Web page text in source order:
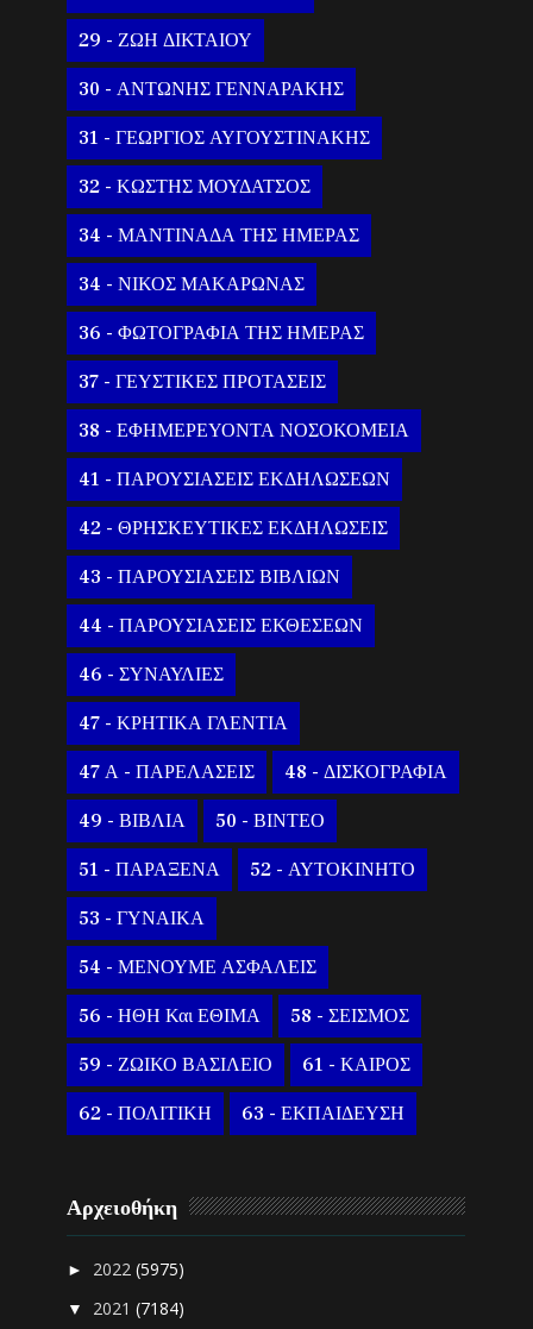
29 - ΖΩΗ ΔΙΚΤΑΙΟΥ
30 - ΑΝΤΩΝΗΣ ΓΕΝΝΑΡΑΚΗΣ
31 - ΓΕΩΡΓΙΟΣ ΑΥΓΟΥΣΤΙΝΑΚΗΣ
32 - ΚΩΣΤΗΣ ΜΟΥΔΑΤΣΟΣ
34 - ΜΑΝΤΙΝΑΔΑ ΤΗΣ ΗΜΕΡΑΣ
34 - ΝΙΚΟΣ ΜΑΚΑΡΩΝΑΣ
36 - ΦΩΤΟΓΡΑΦΙΑ ΤΗΣ ΗΜΕΡΑΣ
37 - ΓΕΥΣΤΙΚΕΣ ΠΡΟΤΑΣΕΙΣ
38 - ΕΦΗΜΕΡΕΥΟΝΤΑ ΝΟΣΟΚΟΜΕΙΑ
41 - ΠΑΡΟΥΣΙΑΣΕΙΣ ΕΚΔΗΛΩΣΕΩΝ
42 - ΘΡΗΣΚΕΥΤΙΚΕΣ ΕΚΔΗΛΩΣΕΙΣ
43 - ΠΑΡΟΥΣΙΑΣΕΙΣ ΒΙΒΛΙΩΝ
44 - ΠΑΡΟΥΣΙΑΣΕΙΣ ΕΚΘΕΣΕΩΝ
46 - ΣΥΝΑΥΛΙΕΣ
47 - ΚΡΗΤΙΚΑ ΓΛΕΝΤΙΑ
47 Α - ΠΑΡΕΛΑΣΕΙΣ 48 - ΔΙΣΚΟΓΡΑΦΙΑ
49 - ΒΙΒΛΙΑ 50 - ΒΙΝΤΕΟ
51 - ΠΑΡΑΞΕΝΑ 52 - ΑΥΤΟΚΙΝΗΤΟ
53 - ΓΥΝΑΙΚΑ
54 - ΜΕΝΟΥΜΕ ΑΣΦΑΛΕΙΣ
56 - ΗΘΗ Και ΕΘΙΜΑ 58 - ΣΕΙΣΜΟΣ
59 - ΖΩΙΚΟ ΒΑΣΙΛΕΙΟ 61 - ΚΑΙΡΟΣ
62 - ΠΟΛΙΤΙΚΗ 63 - ΕΚΠΑΙΔΕΥΣΗ
Αρχειοθήκη
► 2022(5975)
▼ 2021(7184)